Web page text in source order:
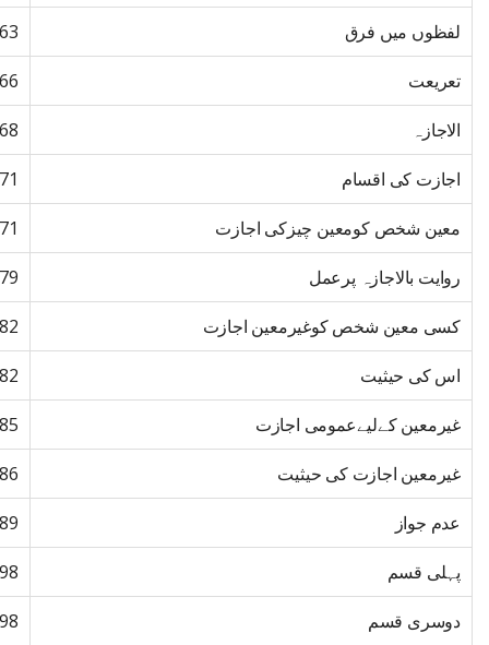
لفظوں میں فرق
تعریعت
الاجازہ
اجازت کی اقسام
معین شخص کومعین چیزکی اجازت
روایت بالاجازہ پرعمل
کسی معین شخص کوغیرمعین اجازت
اس کی حیثیت
غیرمعین کےلیےعمومی اجازت
غیرمعین اجازت کی حیثیت
عدم جواز
پہلی قسم
دوسری قسم